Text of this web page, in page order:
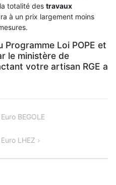
totalité des travaux
à un prix largement moins
Programme Loi POPE et
le ministère de
votre artisan RGE a
BEGOLE
LHEZ